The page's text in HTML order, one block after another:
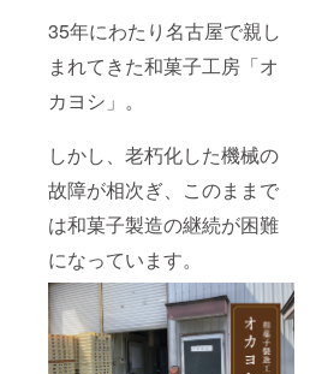
35年にわたり名古屋で親し
まれてきた和菓子工房「オ
カヨシ」。
しかし、老朽化した機械の
故障が相次ぎ、このままで
は和菓子製造の継続が困難
になっています。